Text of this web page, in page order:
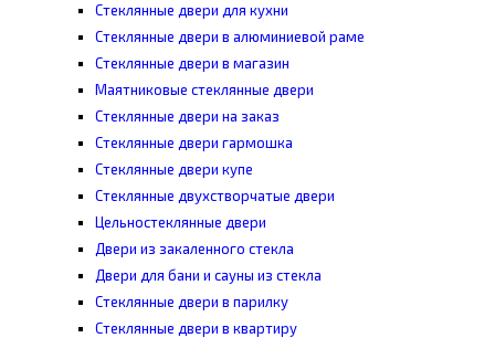
Стеклянные двери для кухни
Стеклянные двери в алюминиевой раме
Стеклянные двери в магазин
Маятниковые стеклянные двери
Стеклянные двери на заказ
Стеклянные двери гармошка
Стеклянные двери купе
Стеклянные двухстворчатые двери
Цельностеклянные двери
Двери из закаленного стекла
Двери для бани и сауны из стекла
Стеклянные двери в парилку
Стеклянные двери в квартиру